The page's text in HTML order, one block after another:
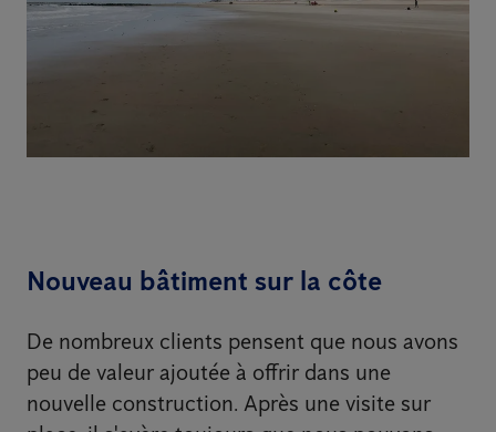
Nouveau bâtiment sur la côte
De nombreux clients pensent que nous avons
peu de valeur ajoutée à offrir dans une
nouvelle construction. Après une visite sur